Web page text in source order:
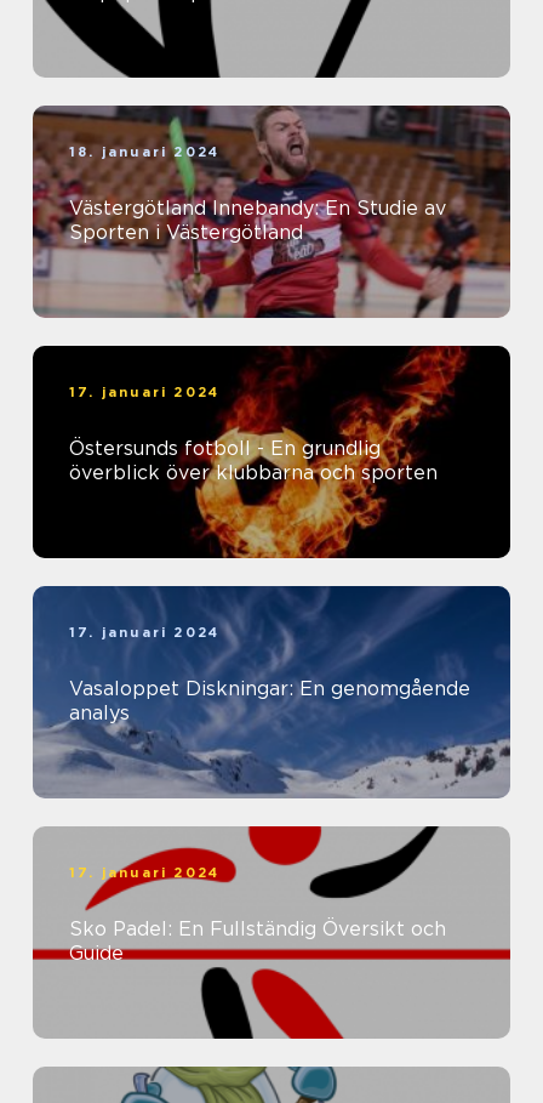
18. januari 2024
Västergötland Innebandy: En Studie av
Sporten i Västergötland
17. januari 2024
Östersunds fotboll - En grundlig
överblick över klubbarna och sporten
17. januari 2024
Vasaloppet Diskningar: En genomgående
analys
17. januari 2024
Sko Padel: En Fullständig Översikt och
Guide